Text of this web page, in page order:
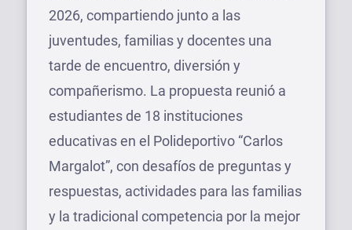
2026, compartiendo junto a las
juventudes, familias y docentes una
tarde de encuentro, diversión y
compañerismo. La propuesta reunió a
estudiantes de 18 instituciones
educativas en el Polideportivo “Carlos
Margalot”, con desafíos de preguntas y
respuestas, actividades para las familias
y la tradicional competencia por la mejor